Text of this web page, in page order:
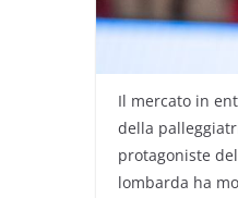
Il mercato in
della
protagoniste
lombarda ha